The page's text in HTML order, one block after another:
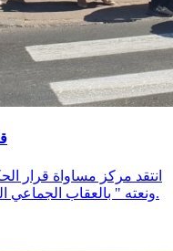
انتقد مركز مساواة قرار
ونعته " بالعقاب الجماعي العنصري الذي يمس بحوالي 45000 عائلة.